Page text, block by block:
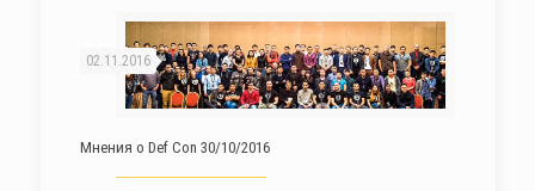
02.11.2016
Мнения о Def Con 30/10/2016